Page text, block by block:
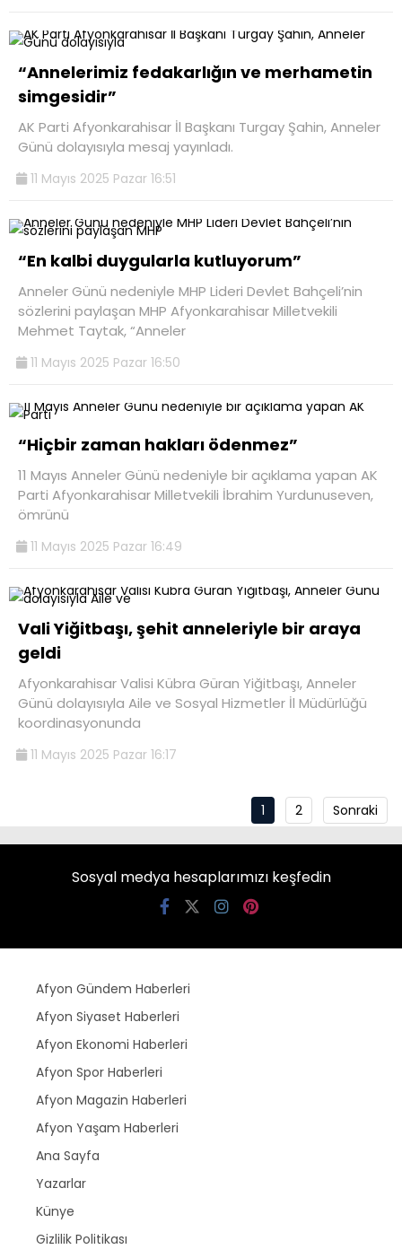
“Annelerimiz fedakarlığın ve merhametin
simgesidir”
AK Parti Afyonkarahisar İl Başkanı Turgay Şahin, Anneler
Günü dolayısıyla mesaj yayınladı.
11 Mayıs 2025 Pazar 16:51
“En kalbi duygularla kutluyorum”
Anneler Günü nedeniyle MHP Lideri Devlet Bahçeli’nin
sözlerini paylaşan MHP Afyonkarahisar Milletvekili
Mehmet Taytak, “Anneler
11 Mayıs 2025 Pazar 16:50
“Hiçbir zaman hakları ödenmez”
11 Mayıs Anneler Günü nedeniyle bir açıklama yapan AK
Parti Afyonkarahisar Milletvekili İbrahim Yurdunuseven,
ömrünü
11 Mayıs 2025 Pazar 16:49
Vali Yiğitbaşı, şehit anneleriyle bir araya
geldi
Afyonkarahisar Valisi Kübra Güran Yiğitbaşı, Anneler
Günü dolayısıyla Aile ve Sosyal Hizmetler İl Müdürlüğü
koordinasyonunda
11 Mayıs 2025 Pazar 16:17
1 2 Sonraki
Sosyal medya hesaplarımızı keşfedin
Afyon Gündem Haberleri
Afyon Siyaset Haberleri
Afyon Ekonomi Haberleri
Afyon Spor Haberleri
Afyon Magazin Haberleri
Afyon Yaşam Haberleri
Ana Sayfa
Yazarlar
Künye
Gizlilik Politikası